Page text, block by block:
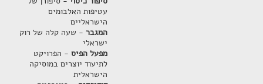
עטיפות האלבומים
הישראליים
המגבר- שעה קלה של רוק
ישראלי
מפעל הפיס- הפרויקט
לתיעוד יוצרים במוסיקה
הישראלית